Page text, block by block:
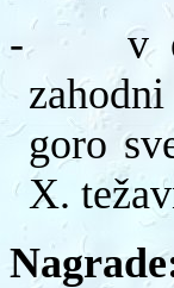
-
v
goro
X.